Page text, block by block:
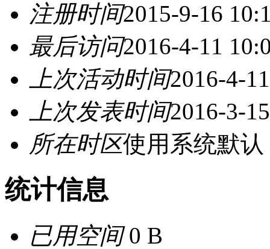
注册时间2015-9-16
最后访问2016-4-11
上次活动时间2016-4-
上次发表时间2016-3-
所在时区使用系统默认
统计信息
已用空间0 B